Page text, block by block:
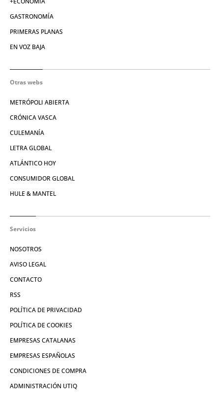
GASTRONOMÍA
PRIMERAS PLANAS
EN VOZ BAJA
Otras webs
METRÓPOLI ABIERTA
CRÓNICA VASCA
CULEMANÍA
LETRA GLOBAL
ATLÁNTICO HOY
CONSUMIDOR GLOBAL
HULE & MANTEL
Servicios
NOSOTROS
AVISO LEGAL
CONTACTO
RSS
POLÍTICA DE PRIVACIDAD
POLÍTICA DE COOKIES
EMPRESAS CATALANAS
EMPRESAS ESPAÑOLAS
CONDICIONES DE COMPRA
ADMINISTRACIÓN UTIQ